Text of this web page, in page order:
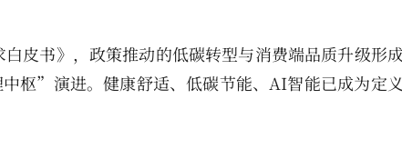
皮书》，政策推动的低碳转型与消费端品质升级形
枢”演进。健康舒适、低碳节能、AI智能已成为定